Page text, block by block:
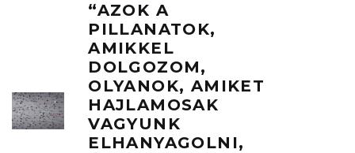
“AZOK A
PILLANATOK,
AMIKKEL
DOLGOZOM,
OLYANOK, AMIKET
HAJLAMOSAK
VAGYUNK
ELHANYAGOLNI,